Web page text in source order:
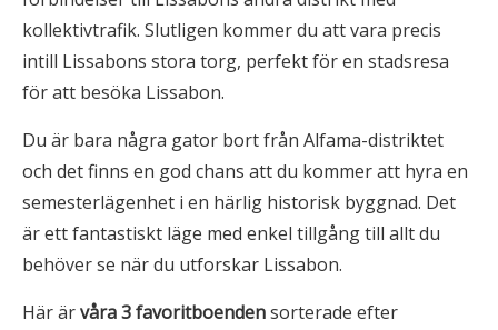
kollektivtrafik. Slutligen kommer du att vara precis
intill Lissabons stora torg, perfekt för en stadsresa
för att besöka Lissabon.
Du är bara några gator bort från Alfama-distriktet
och det finns en god chans att du kommer att hyra en
semesterlägenhet i en härlig historisk byggnad. Det
är ett fantastiskt läge med enkel tillgång till allt du
behöver se när du utforskar Lissabon.
Här ärvåra 3favoritboendensorterade efter